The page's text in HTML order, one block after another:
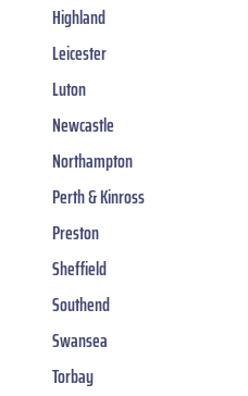
Highland
Leicester
Luton
Newcastle
Northampton
Perth & Kinross
Preston
Sheffield
Southend
Swansea
Torbay